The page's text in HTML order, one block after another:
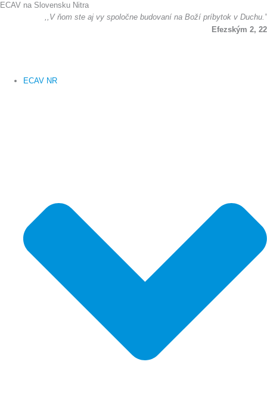
Preskočiť
ECAV na Slovensku Nitra
,,V ňom ste aj vy spoločne budovaní na Boží príbytok v Duchu.”
Efezským 2, 22
ECAV NR